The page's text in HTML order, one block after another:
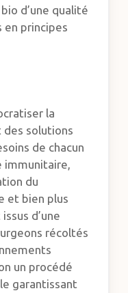
d’une qualité
en principes
la
solutions
de chacun
du
et bien plus
d’une
récoltés
un procédé
garantissant